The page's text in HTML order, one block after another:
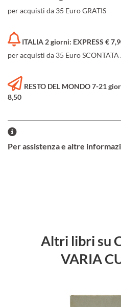
per acquisti da 35 Euro GRATIS
ITALIA 2 giorni: EXPRESS €
per acquisti da 35 Euro SCONTATA
RESTO DEL MONDO 7-21
8,50
Per assistenza e altre
Altri libri su
VARIA